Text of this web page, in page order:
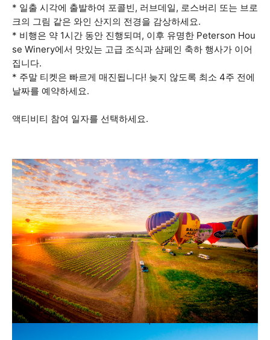
* 일출 시각에 출발하여 포콜빈, 러브데일, 로스버리 또는 브로
크의 그림 같은 와인 산지의 전경을 감상하세요.
* 비행은 약 1시간 동안 진행되며, 이후 유명한 Peterson Hou
se Winery에서 맛있는 고급 조식과 샴페인 축하 행사가 이어
집니다.
* 주말 티켓은 빠르게 매진됩니다! 늦지 않도록 최소 4주 전에
날짜를 예약하세요.
액티비티 참여 일자를 선택하세요.